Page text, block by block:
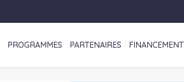
PROGRAMMES PARTENAIRES FINANCEMENT